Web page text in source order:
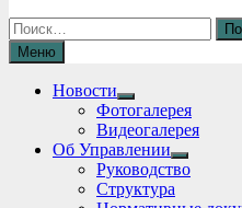
Найти:
Меню
Новости
Show
sub
menu
Фотогалерея
Видеогалерея
Об Управлении
Show
sub
Руководство
Структура